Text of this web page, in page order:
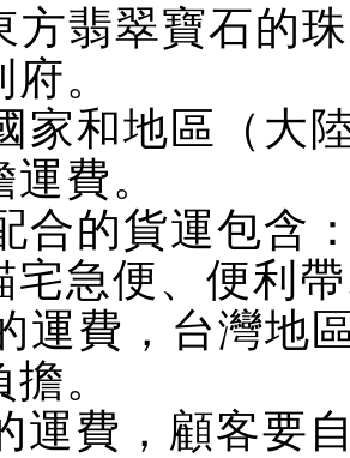
方翡翠寶石的
。
家和地區（大
費。
合的貨運包含
宅急便、便利
運費，台灣地
。
運費，顧客要